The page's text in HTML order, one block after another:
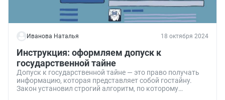
Иванова Наталья 18 октября 2024
Инструкция: оформляем допуск к
государственной тайне
Допуск к государственной тайне — это право получать
информацию, которая представляет собой гостайну.
Закон установил строгий алгоритм, по которому